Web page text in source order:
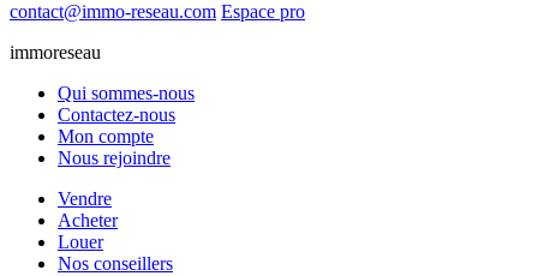
contact@immo-reseau.com Espace pro
immoreseau
Qui sommes-nous
Contactez-nous
Mon compte
Nous rejoindre
Vendre
Acheter
Louer
Nos conseillers